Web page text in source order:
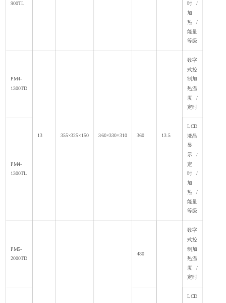
900TL
时/
加
热/
能量
等级
PM4-
1300TD
13 355×325×150 360×330×310 360 13.5
数字
式控
制加
热温
度/
定时
PM4-
1300TL
LCD
液晶
显
示/
定
时/
加
热/
能量
等级
PM5-
2000TD
480
数字
式控
制加
热温
度/
定时
LCD